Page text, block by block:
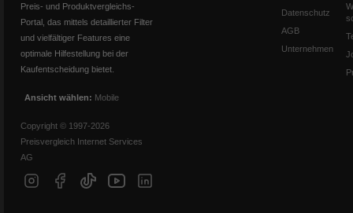
Preis- und Produktvergleichs-
Portal, das mittels detaillierter Filter
und vielfältiger Features eine
optimale Hilfestellung bei der
Kaufentscheidung bietet.
Ansicht wählen: Mobile
Copyright © 1997-2026
Preisvergleich Internet Services
AG
Datenschutz
AGB
Unternehmen